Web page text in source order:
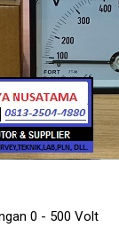
0 - 500 Volt